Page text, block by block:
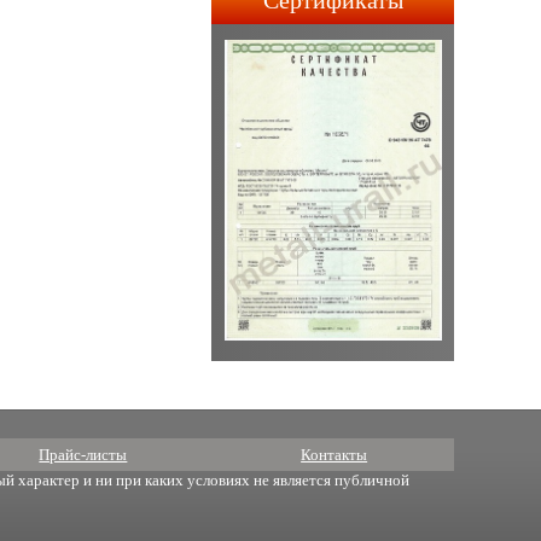
строительства АПЛ 4-го и
5-го поколений.
Прайс-листы Контакты
характер и ни при каких условиях не является публичной